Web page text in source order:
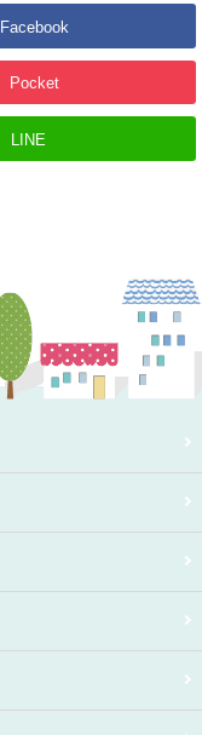
Facebook
Pocket
LINE